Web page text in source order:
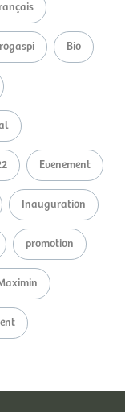
Bio
Evenement
Inauguration
promotion